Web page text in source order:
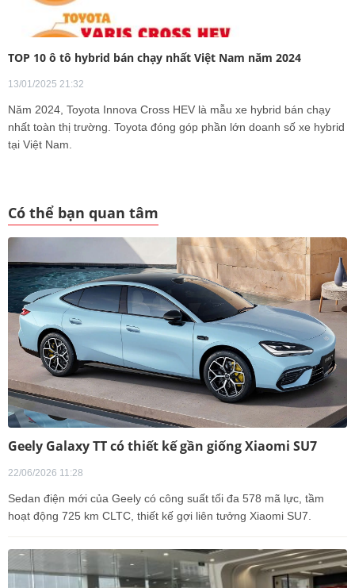
TOP 10 ô tô hybrid bán chạy nhất Việt Nam năm 2024
13/01/2025 21:32
Năm 2024, Toyota Innova Cross HEV là mẫu xe hybrid bán chạy
nhất toàn thị trường. Toyota đóng góp phần lớn doanh số xe hybrid
tại Việt Nam.
Có thể bạn quan tâm
Geely Galaxy TT có thiết kế gần giống Xiaomi SU7
22/06/2026 11:28
Sedan điện mới của Geely có công suất tối đa 578 mã lực, tầm
hoạt động 725 km CLTC, thiết kế gợi liên tưởng Xiaomi SU7.